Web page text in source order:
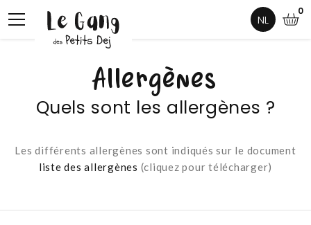
0
NL
Allergènes
Quels sont les allergènes ?
Les différents allergènes sont indiqués sur le document
liste des allergènes (cliquez pour télécharger)